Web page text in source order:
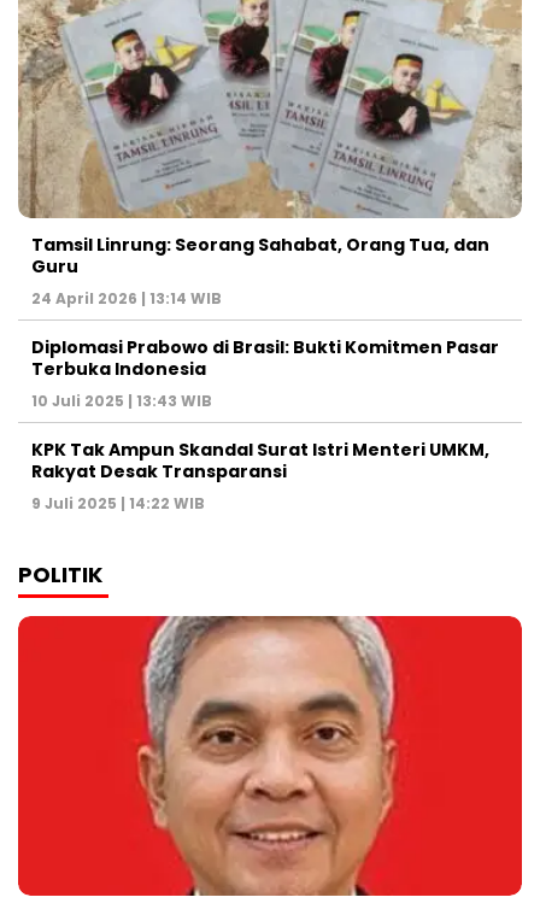
Tamsil Linrung: Seorang Sahabat, Orang Tua, dan
Guru
24 April 2026 | 13:14 WIB
Diplomasi Prabowo di Brasil: Bukti Komitmen Pasar
Terbuka Indonesia
10 Juli 2025 | 13:43 WIB
KPK Tak Ampun Skandal Surat Istri Menteri UMKM,
Rakyat Desak Transparansi
9 Juli 2025 | 14:22 WIB
POLITIK